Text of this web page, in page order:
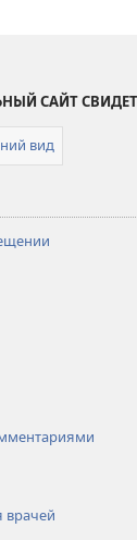
САЙТ
вид